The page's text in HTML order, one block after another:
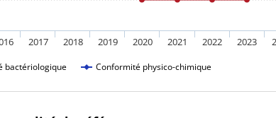
bactériologique Conformité physico-chimique
2017 2018 2019 2020 2021 2022 2023